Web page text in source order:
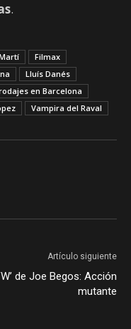
.
Filmax
Lluís Danés
en Barcelona
Vampira del Raval
Artículo siguiente
de Joe Begos: Acción
mutante